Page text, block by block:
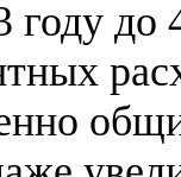
году до